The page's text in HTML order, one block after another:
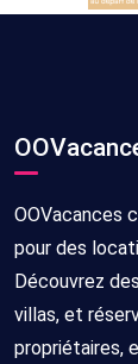
OOVacances
pour des
Découvrez
villas, et
propriétaires,